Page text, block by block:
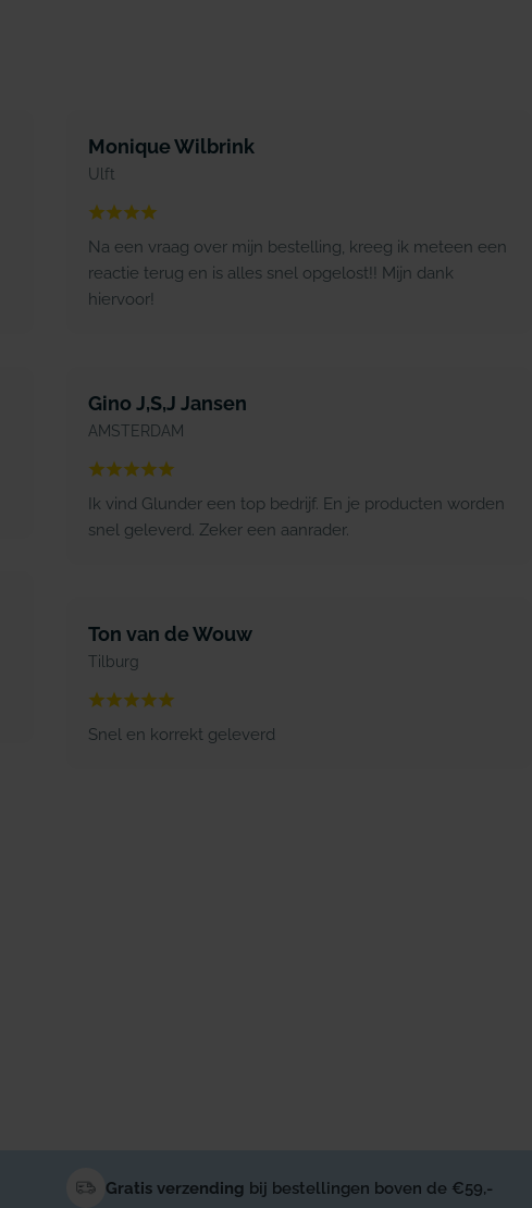
Monique Wilbrink
Ulft
Na een vraag over mijn bestelling, kreeg ik meteen een
reactie terug en is alles snel opgelost!! Mijn dank
hiervoor!
Gino J,S,J Jansen
AMSTERDAM
Ik vind Glunder een top bedrijf. En je producten worden
snel geleverd. Zeker een aanrader.
Ton van de Wouw
Tilburg
Snel en korrekt geleverd
Gratis verzending bij bestellingen boven de €59,-